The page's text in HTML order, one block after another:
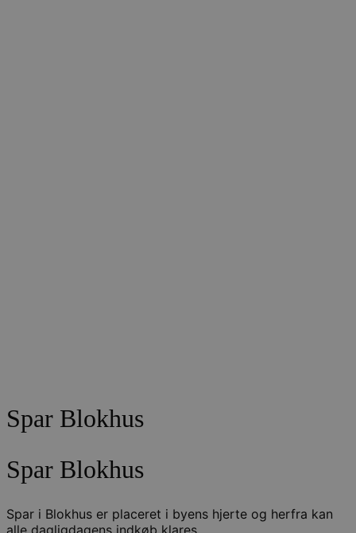
Spar Blokhus
Spar Blokhus
Spar i Blokhus er placeret i byens hjerte og herfra kan
alle dagligdagens indkøb klares.